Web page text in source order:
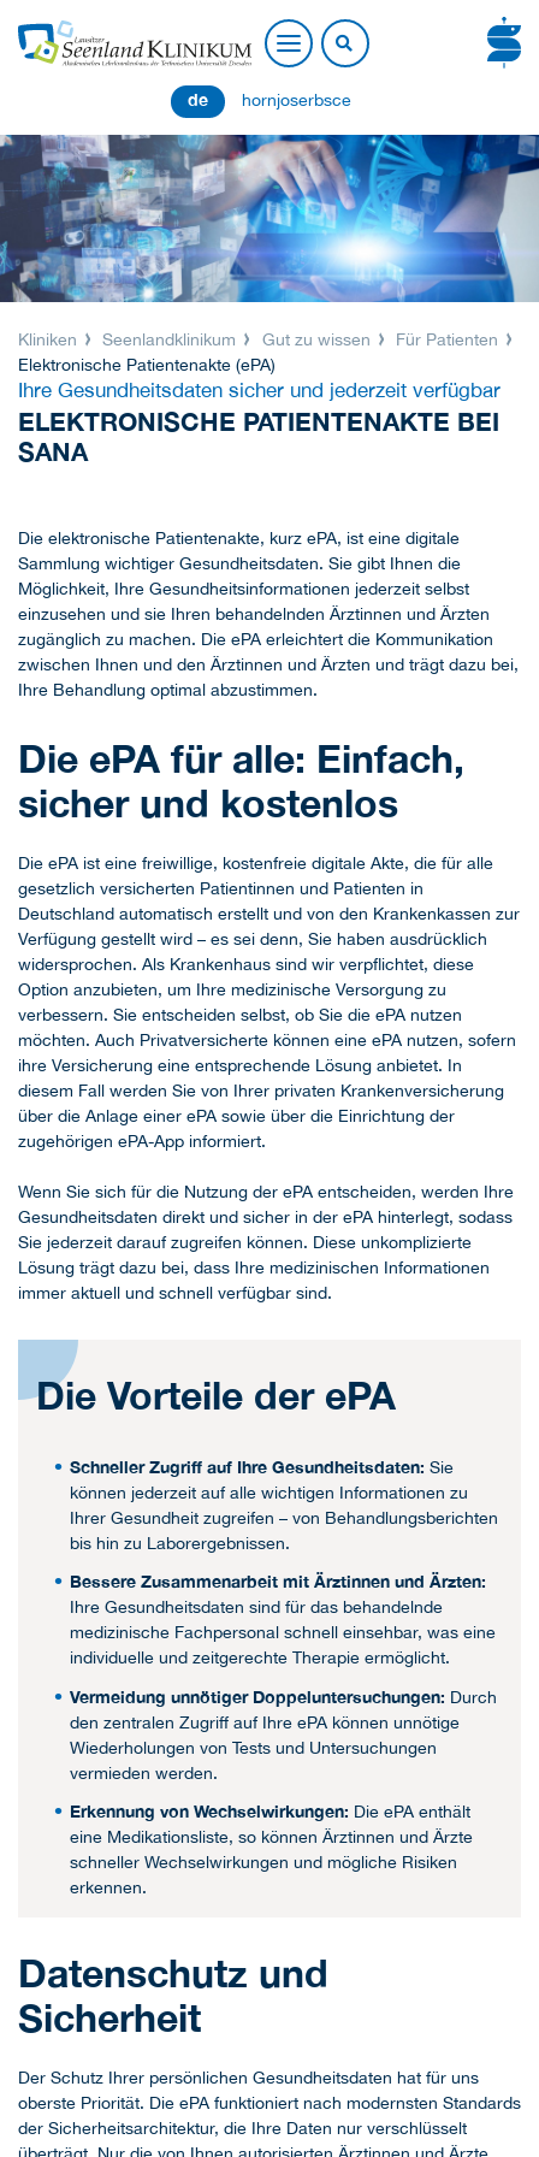
de hornjoserbsce
Kliniken Seenlandklinikum Gut zu wissen
Für Patienten
Elektronische Patientenakte (ePA)
Ihre Gesundheitsdaten sicher und jederzeit verfügbar
ELEKTRONISCHE PATIENTENAKTE BEI
SANA
Die elektronische Patientenakte, kurz ePA, ist eine digitale
Sammlung wichtiger Gesundheitsdaten. Sie gibt Ihnen die
Möglichkeit, Ihre Gesundheitsinformationen jederzeit selbst
einzusehen und sie Ihren behandelnden Ärztinnen und Ärzten
zugänglich zu machen. Die ePA erleichtert die Kommunikation
zwischen Ihnen und den Ärztinnen und Ärzten und trägt dazu bei,
Ihre Behandlung optimal abzustimmen.
Die ePA für alle: Einfach,
sicher und kostenlos
Die ePA ist eine freiwillige, kostenfreie digitale Akte, die für alle
gesetzlich versicherten Patientinnen und Patienten in
Deutschland automatisch erstellt und von den Krankenkassen zur
Verfügung gestellt wird – es sei denn, Sie haben ausdrücklich
widersprochen. Als Krankenhaus sind wir verpflichtet, diese
Option anzubieten, um Ihre medizinische Versorgung zu
verbessern. Sie entscheiden selbst, ob Sie die ePA nutzen
möchten. Auch Privatversicherte können eine ePA nutzen, sofern
ihre Versicherung eine entsprechende Lösung anbietet. In
diesem Fall werden Sie von Ihrer privaten Krankenversicherung
über die Anlage einer ePA sowie über die Einrichtung der
zugehörigen ePA-App informiert.
Wenn Sie sich für die Nutzung der ePA entscheiden, werden Ihre
Gesundheitsdaten direkt und sicher in der ePA hinterlegt, sodass
Sie jederzeit darauf zugreifen können. Diese unkomplizierte
Lösung trägt dazu bei, dass Ihre medizinischen Informationen
immer aktuell und schnell verfügbar sind.
Die Vorteile der ePA
Schneller Zugriff auf Ihre Gesundheitsdaten: Sie
können jederzeit auf alle wichtigen Informationen zu
Ihrer Gesundheit zugreifen – von Behandlungsberichten
bis hin zu Laborergebnissen.
Bessere Zusammenarbeit mit Ärztinnen und Ärzten:
Ihre Gesundheitsdaten sind für das behandelnde
medizinische Fachpersonal schnell einsehbar, was eine
individuelle und zeitgerechte Therapie ermöglicht.
Vermeidung unnötiger Doppeluntersuchungen: Durch
den zentralen Zugriff auf Ihre ePA können unnötige
Wiederholungen von Tests und Untersuchungen
vermieden werden.
Erkennung von Wechselwirkungen: Die ePA enthält
eine Medikationsliste, so können Ärztinnen und Ärzte
schneller Wechselwirkungen und mögliche Risiken
erkennen.
Datenschutz und
Sicherheit
Der Schutz Ihrer persönlichen Gesundheitsdaten hat für uns
oberste Priorität. Die ePA funktioniert nach modernsten Standards
der Sicherheitsarchitektur, die Ihre Daten nur verschlüsselt